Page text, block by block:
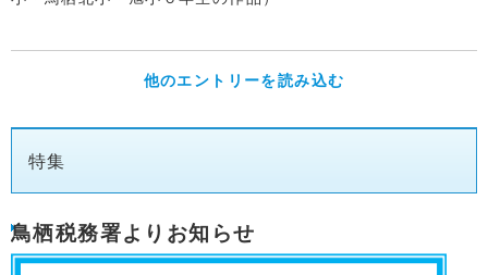
他のエントリーを読み込む
特集
鳥栖税務署よりお知らせ